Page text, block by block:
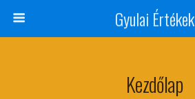
Gyulai Értékek
Kezdőlap